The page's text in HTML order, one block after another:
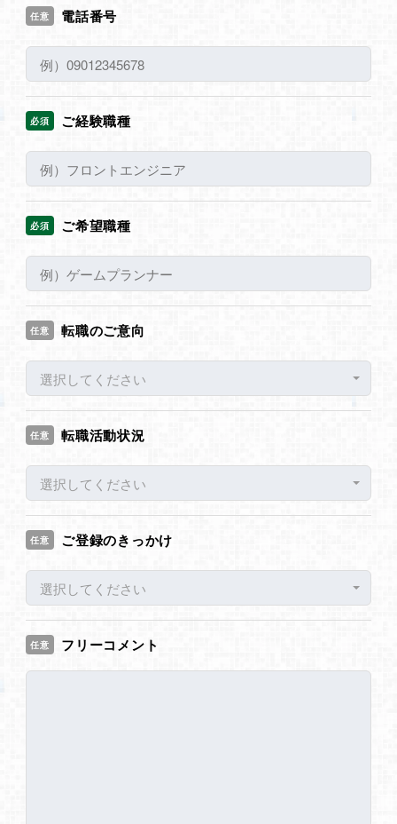
任意 電話番号
必須 ご経験職種
必須 ご希望職種
任意 転職のご意向
選択してください
任意 転職活動状況
選択してください
任意 ご登録のきっかけ
選択してください
任意 フリーコメント